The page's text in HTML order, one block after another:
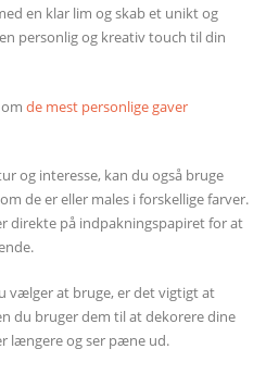
en klar lim og skab et unikt og
personlig og kreativ touch til din
omde mest personlige gaver
og interesse, kan du også bruge
de er eller males i forskellige farver.
direkte på indpakningspapiret for at
vælger at bruge, er det vigtigt at
du bruger dem til at dekorere dine
længere og ser pæne ud.